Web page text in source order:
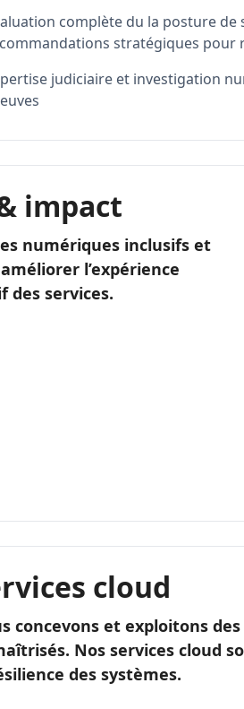
complète du la posture
stratégiques pour
judiciaire et investigation
impact
numériques inclusifs et
l’expérience
services.
cloud
concevons et exploitons
Nos services cloud
des systèmes.